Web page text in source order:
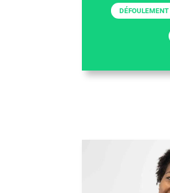
DÉFOULEMENT